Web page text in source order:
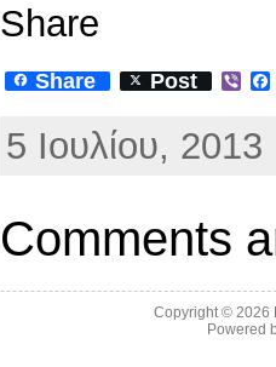
Share
Share Post
V
e
r
5 Ιουλίου,
Comments
Copyright © 2026
Powered